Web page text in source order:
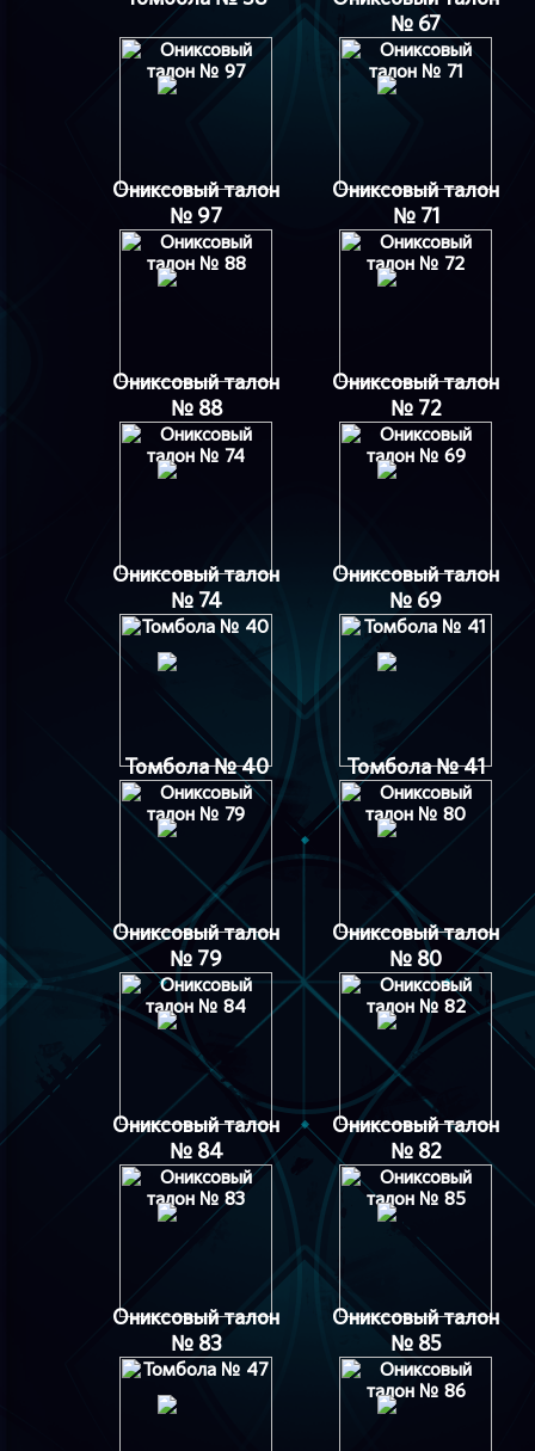
№ 67
Ониксовый талон
№ 97
Ониксовый талон
№ 71
Ониксовый талон
№ 88
Ониксовый талон
№ 72
Ониксовый талон
№ 74
Ониксовый талон
№ 69
Томбола № 40 Томбола № 41
Ониксовый талон
№ 79
Ониксовый талон
№ 80
Ониксовый талон
№ 84
Ониксовый талон
№ 82
Ониксовый талон
№ 83
Ониксовый талон
№ 85